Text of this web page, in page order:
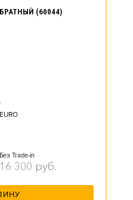
(60044)
Без Trade-in
16 300 руб.